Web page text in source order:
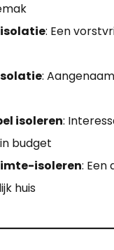
: Een
:
isoleren:
budget
isoleren: Een
huis